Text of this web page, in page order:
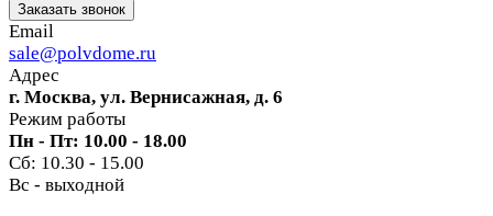
Заказать звонок
Email
sale@polvdome.ru
Адрес
г. Москва, ул. Вернисажная, д. 6
Режим работы
Пн - Пт: 10.00 - 18.00
Сб: 10.30 - 15.00
Вс - выходной